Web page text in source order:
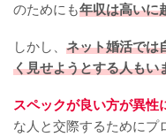
のためにも年収は高いに
しかし、 ネット婚活では
く見せようとする人もい
スペックが良い方が異性
な人と交際するためにプ